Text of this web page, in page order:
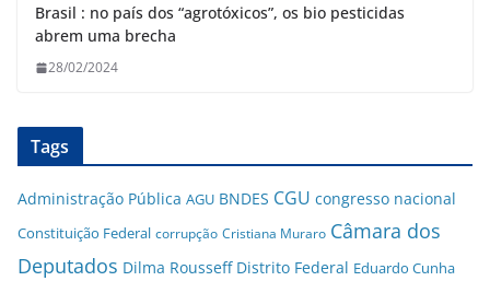
Brasil : no país dos “agrotóxicos”, os bio pesticidas
abrem uma brecha
28/02/2024
Tags
Administração Pública AGU BNDES CGU congresso nacional
Constituição Federal corrupção Cristiana Muraro Câmara dos
Deputados Dilma Rousseff Distrito Federal Eduardo Cunha